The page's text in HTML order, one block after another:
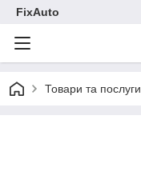
FixAuto
Товари та послуги